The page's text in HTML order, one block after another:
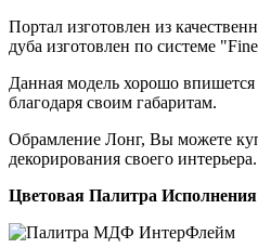
Портал изготовлен из
дуба изготовлен по системе
Данная модель хорошо
благодаря своим габаритам.
Обрамление Лонг, Вы можете
декорирования своего интерьера.
Цветовая Палитра